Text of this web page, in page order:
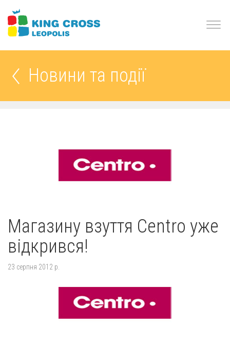
Новини та події
Магазину взуття Centro уже
відкрився!
23 серпня 2012 р.